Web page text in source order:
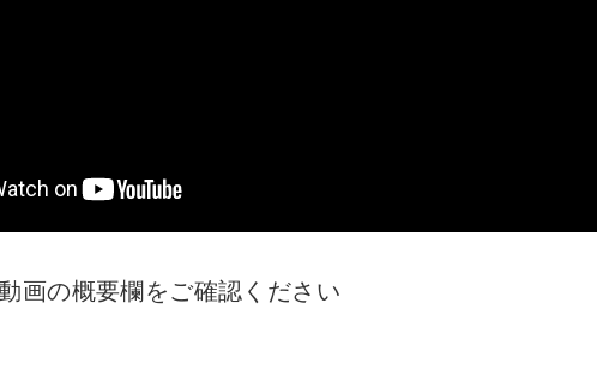
画の概要欄をご確認ください